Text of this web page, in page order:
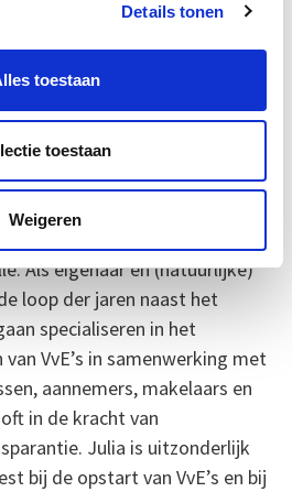
Details tonen
toestaan
toestaan
Weigeren
Als eigenaar en (natuurlijke)
loop der jaren naast het
specialiseren in het
VvE’s in samenwerking met
aannemers, makelaars en
in de kracht van
Julia is uitzonderlijk
bij de opstart van VvE’s en bij